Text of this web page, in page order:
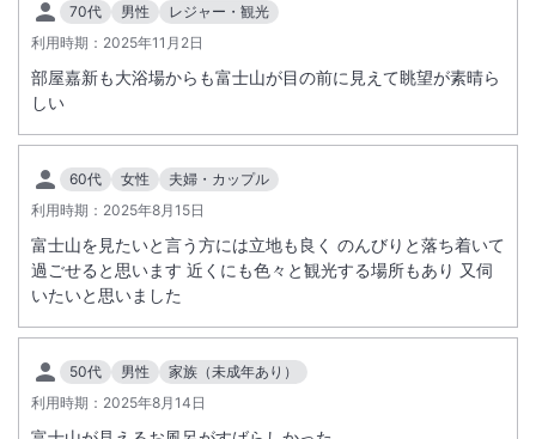
70代 男性
レジャー・観光
利用時期： 2025年11月2日
部屋嘉新も大浴場からも富士山が目の前に見えて眺望が素晴ら
しい
60代 女性
夫婦・カップル
利用時期： 2025年8月15日
富士山を見たいと言う方には立地も良く のんびりと落ち着いて
過ごせると思います 近くにも色々と観光する場所もあり 又伺
いたいと思いました
50代 男性
家族（未成年あり）
利用時期： 2025年8月14日